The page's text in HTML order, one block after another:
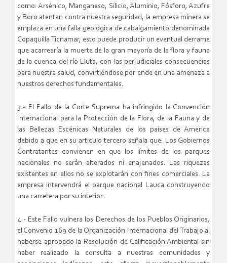
como: Arsénico, Manganeso, Silicio, Aluminio, Fósforo, Azufre
y Boro atentan contra nuestra seguridad, la empresa minera se
emplaza en una falla geológica de cabalgamiento denominada
Copaquilla Ticnamar, esto puede producir un eventual derrame
que acarrearía la muerte de la gran mayoría de la flora y fauna
de la cuenca del río Lluta, con las perjudiciales consecuencias
para nuestra salud, convirtiéndose por ende en una amenaza a
nuestros derechos fundamentales.
3.- El Fallo de la Corte Suprema ha infringido la Convención
Internacional para la Protección de la Flora, de la Fauna y de
las Bellezas Escénicas Naturales de los países de America
debido a que en su articulo tercero señala que: Los Gobiernos
Contratantes convienen en que los límites de los parques
nacionales no serán alterados ni enajenados. Las riquezas
existentes en ellos no se explotarán con fines comerciales. La
empresa intervendrá el parque nacional Lauca construyendo
una carretera por su interior.
4.- Este Fallo vulnera los Derechos de los Pueblos Originarios,
el Convenio 169 de la Organización Internacional del Trabajo al
haberse aprobado la Resolución de Calificación Ambiental sin
haber realizado la consulta a nuestras comunidades y